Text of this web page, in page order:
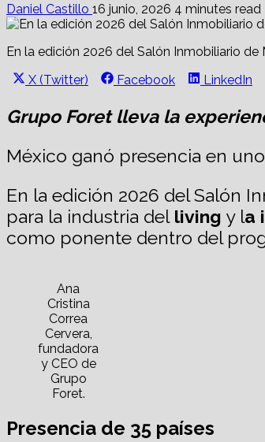
Daniel Castillo 16 junio, 2026 4 minutes read
En la edición 2026 del Salón Inmobiliario
Share
X (Twitter)
Share
Facebook
Share
LinkedIn
Grupo Foret lleva la
México ganó presencia en
En la edición 2026 del Salón
para la industria delliving y la
como ponente dentro del
Ana
Cristina
Correa
Cervera,
fundadora
y CEO de
Grupo
Foret.
Presencia de 35 países